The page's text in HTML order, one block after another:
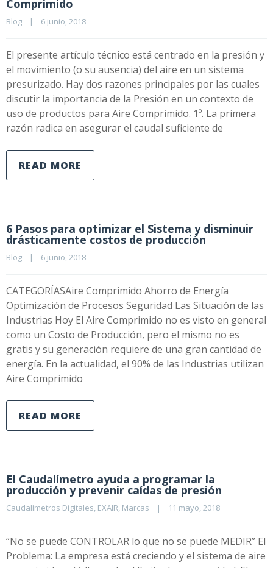
Comprimido
Blog | 6 junio, 2018
El presente artículo técnico está centrado en la presión y
el movimiento (o su ausencia) del aire en un sistema
presurizado. Hay dos razones principales por las cuales
discutir la importancia de la Presión en un contexto de
uso de productos para Aire Comprimido. 1º. La primera
razón radica en asegurar el caudal suficiente de
READ MORE
6 Pasos para optimizar el Sistema y disminuir
drásticamente costos de producción
Blog | 6 junio, 2018
CATEGORÍASAire Comprimido Ahorro de Energía
Optimización de Procesos Seguridad Las Situación de las
Industrias Hoy El Aire Comprimido no es visto en general
como un Costo de Producción, pero el mismo no es
gratis y su generación requiere de una gran cantidad de
energía. En la actualidad, el 90% de las Industrias utilizan
Aire Comprimido
READ MORE
El Caudalímetro ayuda a programar la
producción y prevenir caídas de presión
Caudalímetros Digitales EXAIR Marcas | 11 mayo, 2018
“No se puede CONTROLAR lo que no se puede MEDIR” El
Problema: La empresa está creciendo y el sistema de aire